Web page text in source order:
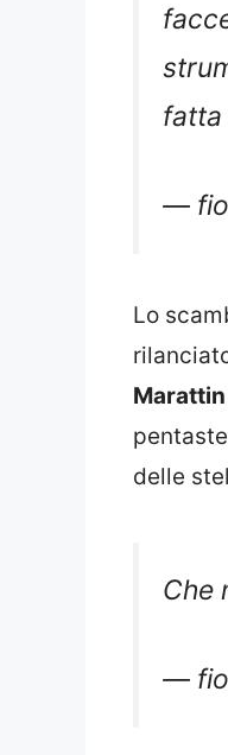
fatta
—
Lo
Marattin
delle